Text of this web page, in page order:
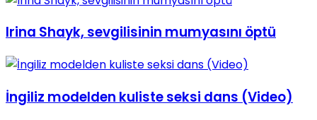
Irina Shayk, sevgilisinin mumyasını öptü
İngiliz modelden kuliste seksi dans (Video)